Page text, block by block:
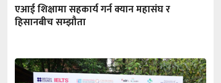
एआई शिक्षामा सहकार्य गर्न क्यान महासंघ र
हिसानबीच सम्झौता